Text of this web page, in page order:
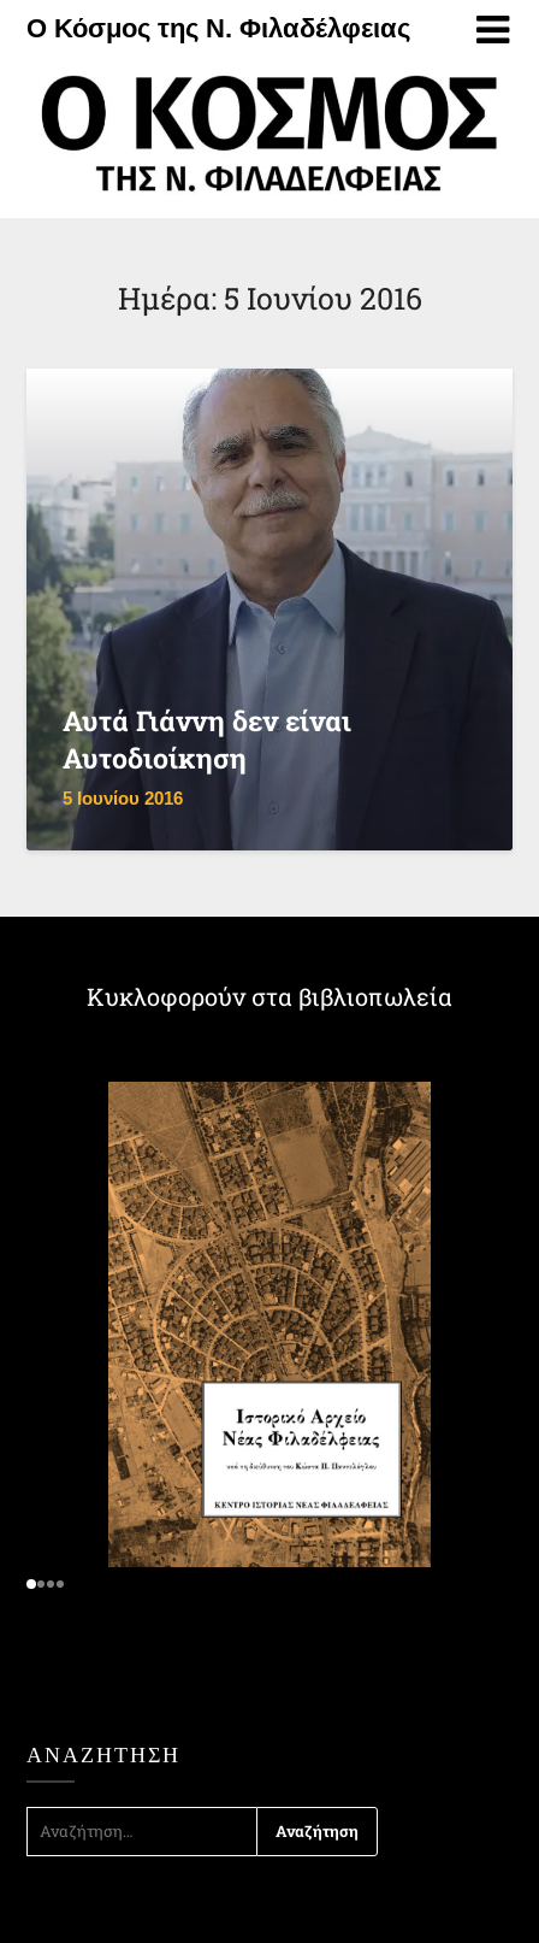
Μετάβαση
περιεχόμενο
Ο Κόσμος της Ν. Φιλαδέλφειας
Ημέρα: 5 Ιουνίου 2016
Αυτά Γιάννη δεν είναι
Αυτοδιοίκηση
5 Ιουνίου 2016
Κυκλοφορούν στα βιβλιοπωλεία
ΑΝΑΖΉΤΗΣΗ
ΑΝΑΖΉΤΗΣΗ
ΓΙΑ: